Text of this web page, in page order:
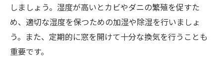
しましょう。湿度が高いとカビやダニの繁殖を促すた
め、適切な湿度を保つための加湿や除湿を行いましょ
う。また、定期的に窓を開けて十分な換気を行うことも
重要です。